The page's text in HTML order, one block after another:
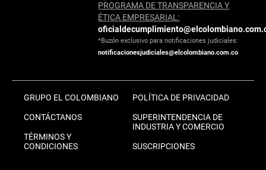
PROGRAMA DE TRANSPARENCIA Y
ÉTICA EMPRESARIAL:
*Buzón exclusivo para notificaciones judiciales:
notificacionesjudiciales@elcolombiano.com.co
GRUPO EL COLOMBIANO
CONTÁCTANOS
TÉRMINOS Y
CONDICIONES
POLÍTICA DE PRIVACIDAD
SUPERINTENDENCIA DE
INDUSTRIA Y COMERCIO
SUSCRIPCIONES